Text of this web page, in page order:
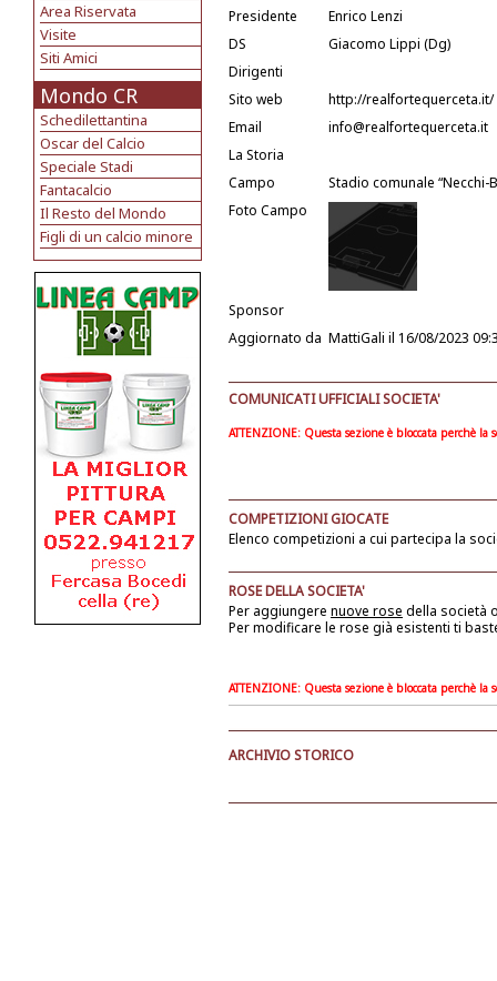
Area Riservata
Visite
Siti Amici
Mondo CR
Schedilettantina
Oscar del Calcio
Speciale Stadi
Fantacalcio
Il Resto del Mondo
Figli di un calcio minore
Presidente
Enrico Lenzi
DS
Giacomo Lippi (Dg)
Dirigenti
Sito web
http://realfortequerceta.it/
Email
info@realfortequerceta.it
La Storia
Campo
Stadio comunale “Necchi-
Foto Campo
Sponsor
Aggiornato da MattiGali il 16/08/2023
COMUNICATI UFFICIALI SOCIETA'
ATTENZIONE: Questa sezione è bloccata perchè
COMPETIZIONI GIOCATE
Elenco competizioni a cui partecipa la
ROSE DELLA SOCIETA'
Per aggiungere nuove rose della società
Per modificare le rose già esistenti ti
ATTENZIONE: Questa sezione è bloccata perchè
ARCHIVIO STORICO